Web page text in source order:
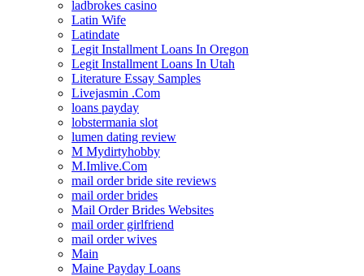
ladbrokes casino
Latin Wife
Latindate
Legit Installment Loans In Oregon
Legit Installment Loans In Utah
Literature Essay Samples
Livejasmin .Com
loans payday
lobstermania slot
lumen dating review
M Mydirtyhobby
M.Imlive.Com
mail order bride site reviews
mail order brides
Mail Order Brides Websites
mail order girlfriend
mail order wives
Main
Maine Payday Loans